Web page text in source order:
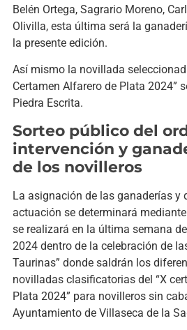
Belén Ortega, Sagrario Moreno,
Olivilla, esta última será la
la presente edición.
Así mismo la novillada
Certamen Alfarero de Plata 2024”
Piedra Escrita.
Sorteo público del
intervención y
de los novilleros
La asignación de las ganaderías y
actuación se determinará
se realizará en la última semana
2024 dentro de la celebración de
Taurinas” donde saldrán los
novilladas clasificatorias del “X
Plata 2024” para novilleros sin
Ayuntamiento de Villaseca de la